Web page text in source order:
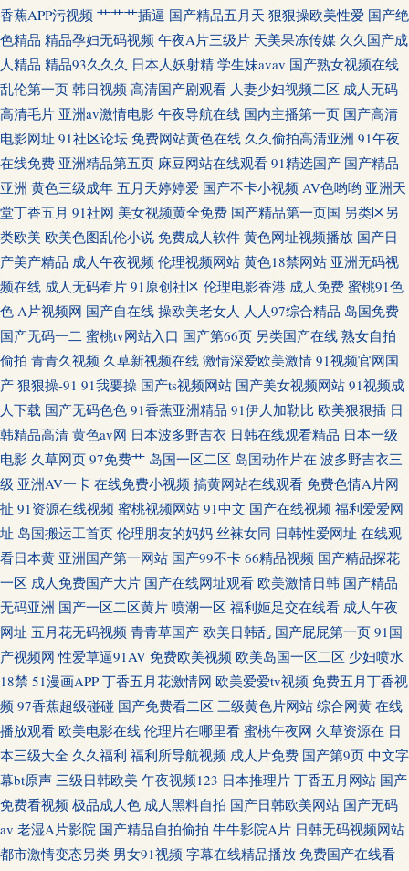
香蕉APP污视频 艹艹艹插逼 国产精品五月天 狠狠操欧美性爱 国产绝
色精品 精品孕妇无码视频 午夜A片三级片 天美果冻传媒 久久国产成
人精品 精品93久久久 日本人妖射精 学生妹avav 国产熟女视频在线
乱伦第一页 韩日视频 高清国产剧观看 人妻少妇视频二区 成人无码
高清毛片 亚洲av激情电影 午夜导航在线 国内主播第一页 国产高清
电影网址 91社区论坛 免费网站黄色在线 久久偷拍高清亚洲 91午夜
在线免费 亚洲精品第五页 麻豆网站在线观看 91精选国产 国产精品
亚洲 黄色三级成年 五月天婷婷爱 国产不卡小视频 AV色哟哟 亚洲天
堂丁香五月 91社网 美女视频黄全免费 国产精品第一页国 另类区另
类欧美 欧美色图乱伦小说 免费成人软件 黄色网址视频播放 国产日
产美产精品 成人午夜视频 伦理视频网站 黄色18禁网站 亚洲无码视
频在线 成人无码看片 91原创社区 伦理电影香港 成人免费 蜜桃91色
色 A片视频网 国产自在线 操欧美老女人 人人97综合精品 岛国免费
国产无码一二 蜜桃tv网站入口 国产第66页 另类国产在线 熟女自拍
偷拍 青青久视频 久草新视频在线 激情深爱欧美激情 91视频官网国
产 狠狠操-91 91我要操 国产ts视频网站 国产美女视频网站 91视频成
人下载 国产无码色色 91香蕉亚洲精品 91伊人加勒比 欧美狠狠插 日
韩精品高清 黄色av网 日本波多野吉衣 日韩在线观看精品 日本一级
电影 久草网页 97免费艹 岛国一区二区 岛国动作片在 波多野吉衣三
级 亚洲AV一卡 在线免费小视频 搞黄网站在线观看 免费色情A片网
扯 91资源在线视频 蜜桃视频网站 91中文 国产在线视频 福利爱爱网
址 岛国搬运工首页 伦理朋友的妈妈 丝袜女同 日韩性爱网址 在线观
看日本黄 亚洲国产第一网站 国产99不卡 66精品视频 国产精品探花
一区 成人免费国产大片 国产在线网址观看 欧美激情日韩 国产精品
无码亚洲 国产一区二区黄片 喷潮一区 福利姬足交在线看 成人午夜
网址 五月花无码视频 青青草国产 欧美日韩乱 国产屁屁第一页 91国
产视频网 性爱草逼91AV 免费欧美视频 欧美岛国一区二区 少妇喷水
18禁 51漫画APP 丁香五月花激情网 欧美爱爱tv视频 免费五月丁香视
频 97香蕉超级碰碰 国产免费看二区 三级黄色片网站 综合网黄 在线
播放观看 欧美电影在线 伦理片在哪里看 蜜桃午夜网 久草资源在 日
本三级大全 久久福利 福利所导航视频 成人片免费 国产第9页 中文字
幕bt原声 三级日韩欧美 午夜视频123 日本推理片 丁香五月网站 国产
免费看视频 极品成人色 成人黑料自拍 国产日韩欧美网站 国产无码
av 老湿A片影院 国产精品自拍偷拍 牛牛影院A片 日韩无码视频网站
都市激情变态另类 男女91视频 字幕在线精品播放 免费国产在线看